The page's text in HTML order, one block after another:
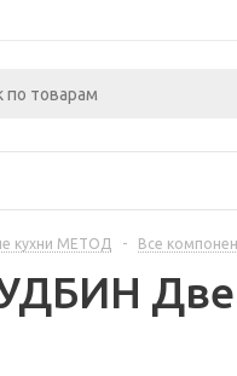
кухни МЕТОД - Все